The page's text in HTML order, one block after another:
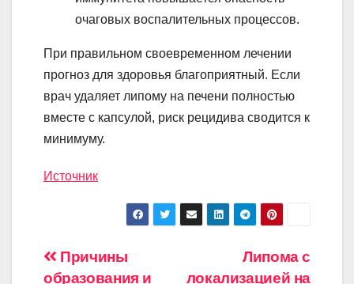
очаговых воспалительных процессов.
При правильном своевременном лечении
прогноз для здоровья благоприятный. Если
врач удаляет липому на печени полностью
вместе с капсулой, риск рецидива сводится к
минимуму.
Источник
Навигация
Липома с
локализацией на
Причины
образования и